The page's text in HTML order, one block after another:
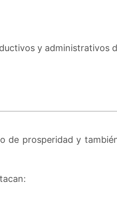
y administrativos
de prosperidad y